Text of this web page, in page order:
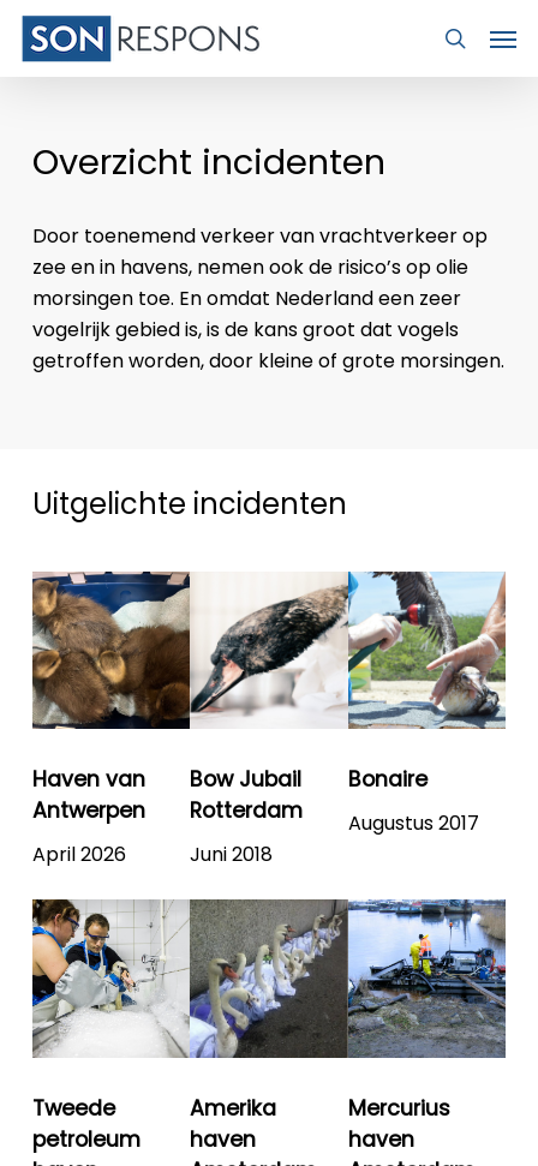
Skip
main
search
Overzicht incidenten
Door toenemend verkeer van vrachtverkeer op
zee en in havens, nemen ook de risico’s op olie
morsingen toe. En omdat Nederland een zeer
vogelrijk gebied is, is de kans groot dat vogels
getroffen worden, door kleine of grote morsingen.
Uitgelichte incidenten
Haven van
Antwerpen
April 2026
Bow Jubail
Rotterdam
Juni 2018
Bonaire
Augustus 2017
Tweede
petroleum
Amerika
haven
Mercurius
haven